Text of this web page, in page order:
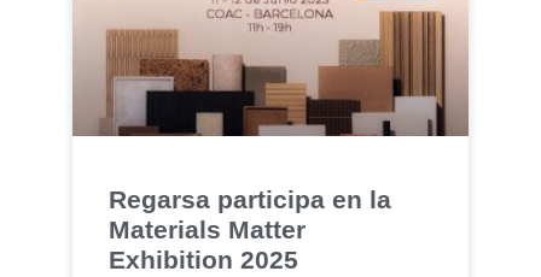
Regarsa participa en la
Materials Matter
Exhibition 2025